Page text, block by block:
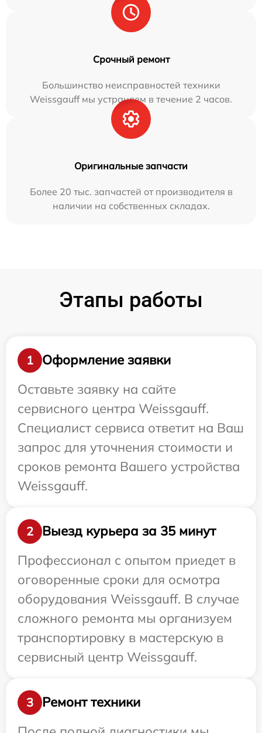
Срочный ремонт
Большинство неисправностей техники
Weissgauff мы устраняем в течение 2 часов.
Оригинальные запчасти
Более 20 тыс. запчастей от производителя в
наличии на собственных складах.
Этапы работы
1
Оформление заявки
Оставьте заявку на сайте
сервисного центра Weissgauff.
Специалист сервиса ответит на Ваш
запрос для уточнения стоимости и
сроков ремонта Вашего устройства
Weissgauff.
2
Выезд курьера за 35 минут
Профессионал с опытом приедет в
оговоренные сроки для осмотра
оборудования Weissgauff. В случае
сложного ремонта мы организуем
транспортировку в мастерскую в
сервисный центр Weissgauff.
3
Ремонт техники